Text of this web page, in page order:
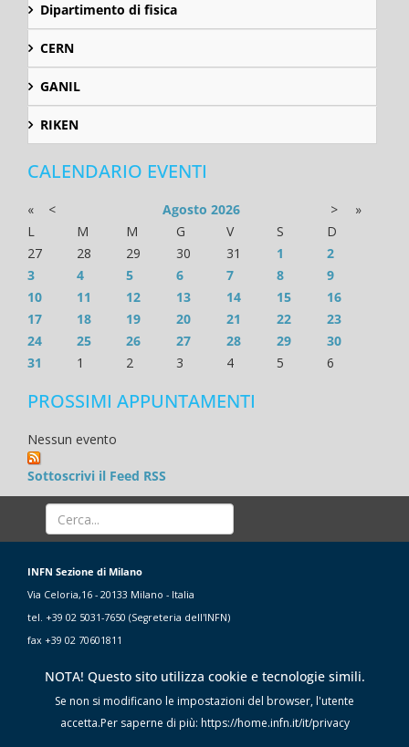
Dipartimento di fisica
CERN
GANIL
RIKEN
CALENDARIO EVENTI
« < Agosto 2026 >
»
L
M M G V S
D
27
28 29 30 31 1
2
3
4 5 6 7 8
9
10
11 12 13 14 15
16
17
18 19 20 21 22
23
24
25 26 27 28 29
30
31
1 2 3 4 5 6
PROSSIMI APPUNTAMENTI
Nessun evento
Sottoscrivi il Feed RSS
INFN Sezione di Milano
Via Celoria,16 - 20133 Milano - Italia
tel. +39 02 5031-7650 (Segreteria dell'INFN)
fax +39 02 70601811
NOTA! Questo sito utilizza cookie e tecnologie simili.
Se non si modificano le impostazioni del browser, l'utente
accetta.Per saperne di più: https://home.infn.it/it/privacy